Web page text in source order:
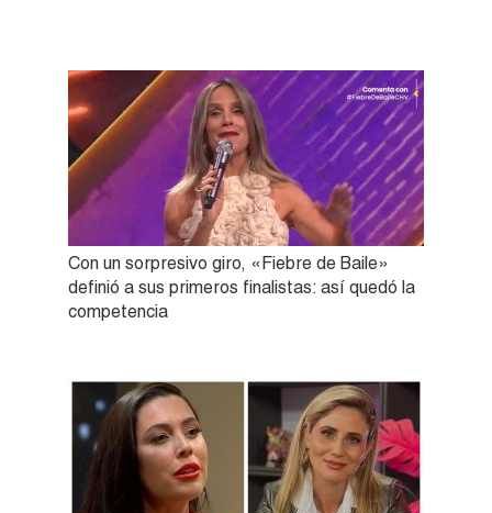
Con un sorpresivo giro, «Fiebre de Baile»
definió a sus primeros finalistas: así quedó la
competencia